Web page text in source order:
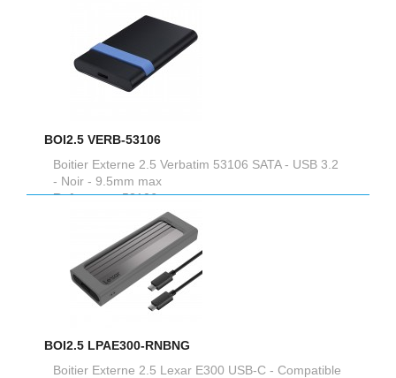
BOI2.5 VERB-53106
Boitier Externe 2.5 Verbatim 53106 SATA - USB 3.2
- Noir - 9.5mm max
Reference :53106
BOI2.5 LPAE300-RNBNG
Boitier Externe 2.5 Lexar E300 USB-C - Compatible